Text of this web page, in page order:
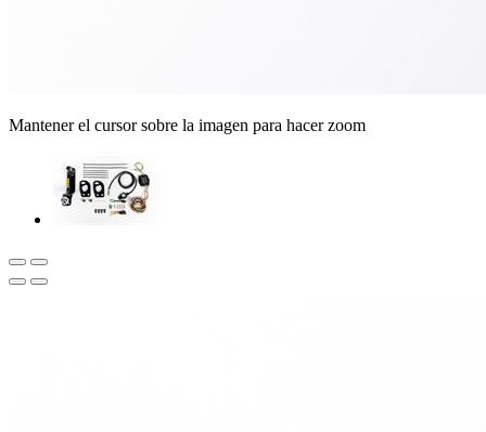
Mantener el cursor sobre la imagen para hacer zoom